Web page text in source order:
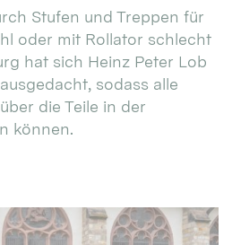
Stufen und Treppen für
oder mit Rollator schlecht
hat sich Heinz Peter Lob
sodass alle
die Teile in der
können.